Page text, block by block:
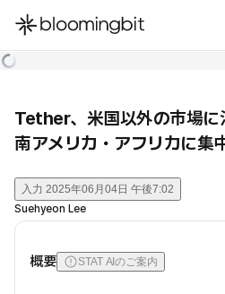
한국어
Tether、米国以外の市場に
南アメリカ・アフリカに集中
入力 2025年06月04日 午後7:02
Suehyeon Lee
概要 STAT AIのご案内